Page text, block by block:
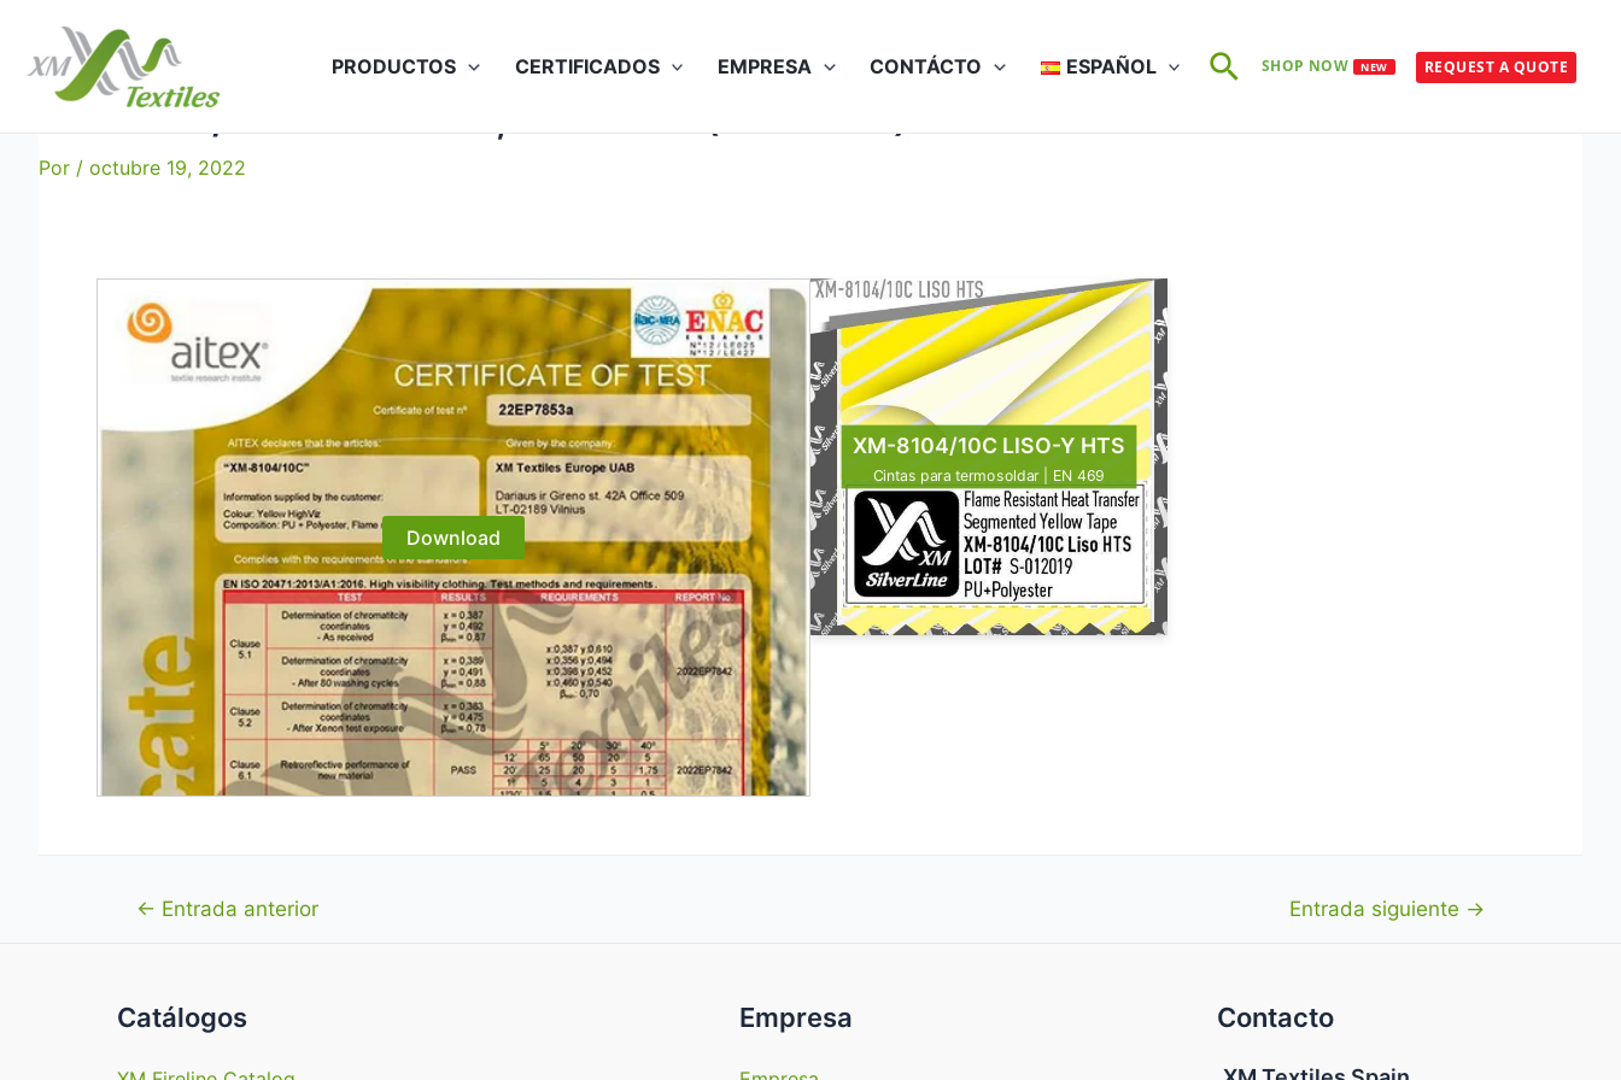
contenido
PRODUCTOS CERTIFICADOS EMPRESA CONTÁCTO ESPAÑOL BuscarSHOP NOW NEW REQUEST A QUOTE
XM-8104/10C: EN 20471, EN 15384 (80×40°C)
Por / octubre 19, 2022
Download
XM-8104/10C LISO-Y HTS
Cintas para termosoldar | EN 469
Navegación
← Entrada anterior Entrada siguiente →
Catálogos Empresa Contacto